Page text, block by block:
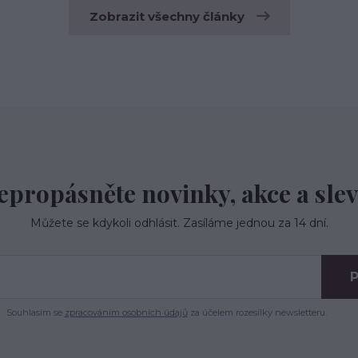
Zobrazit všechny články
novinky, akce a
Můžete se kdykoli odhlásit. Zasíláme jednou za 14 dní.
Souhlasím se zpracováním osobních údajů za účelem rozesílky newsletteru.